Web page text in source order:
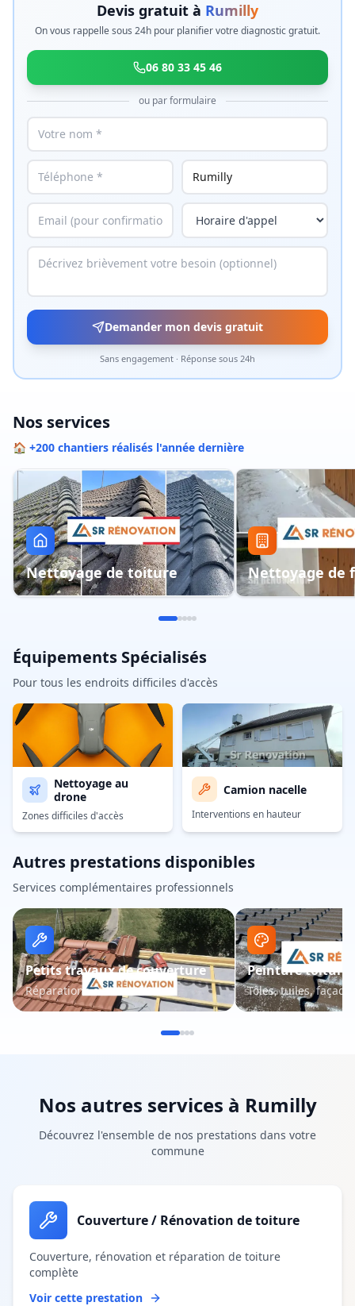
Devis gratuit à Rumilly
On vous rappelle sous 24h pour planifier votre diagnostic gratuit.
06 80 33 45 46
ou par formulaire
Demander mon devis gratuit
Sans engagement · Réponse sous 24h
Nos services
🏠 +200 chantiers réalisés l'année dernière
Nettoyage de toiture Nettoyage de
Équipements Spécialisés
Pour tous les endroits difficiles d'accès
Nettoyage au
drone
Zones difficiles d'accès
Camion nacelle
Interventions en hauteur
Autres prestations disponibles
Services complémentaires professionnels
Petits travaux de couverture
Réparations et entretien
Peinture toiture
Tôles, tuiles,
Nos autres services à Rumilly
Découvrez l'ensemble de nos prestations dans votre
commune
Couverture / Rénovation de toiture
Couverture, rénovation et réparation de toiture
complète
Voir cette prestation